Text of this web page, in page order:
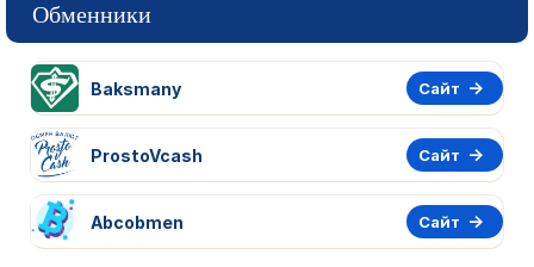
Обменники
Baksmany Сайт
ProstoVcash Сайт
Abcobmen Сайт